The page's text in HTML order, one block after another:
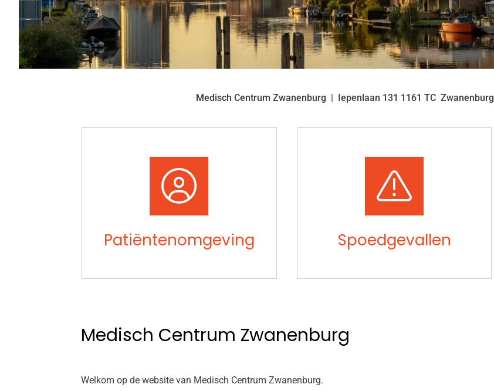
Medisch Centrum Zwanenburg Iepenlaan 131 1161 TC Zwanenburg
Patiëntenomgeving Spoedgevallen
Medisch Centrum Zwanenburg
Welkom op de website van Medisch Centrum Zwanenburg.